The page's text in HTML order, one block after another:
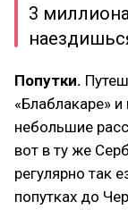
3
Попутки.
«Блаблакаре»
небольшие
вот в ту же
регулярно так
попутках до